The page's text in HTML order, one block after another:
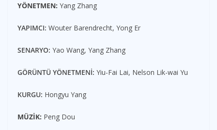
YÖNETMEN: Yang Zhang
YAPIMCI: Wouter Barendrecht, Yong Er
SENARYO: Yao Wang, Yang Zhang
GÖRÜNTÜ YÖNETMENİ: Yiu-Fai Lai, Nelson Lik-wai Yu
KURGU: Hongyu Yang
MÜZİK: Peng Dou